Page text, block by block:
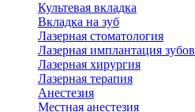
Культевая вкладка
Вкладка на зуб
Лазерная стоматология
Лазерная имплантация зубов
Лазерная хирургия
Лазерная терапия
Анестезия
Местная анестезия